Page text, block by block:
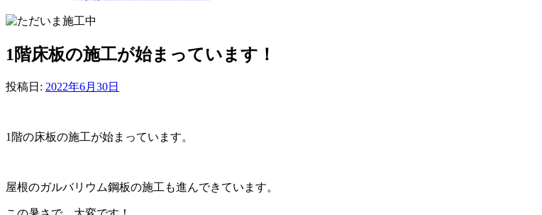
1階床板の施工が始まっています！
投稿日: 2022年6月30日
1階の床板の施工が始まっています。
屋根のガルバリウム鋼板の施工も進んできています。